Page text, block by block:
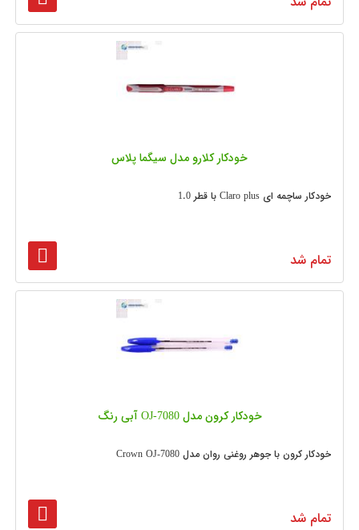
خودکار کلارو مدل سیگما پلاس
خودکار ساچمه ای Claro plus با قطر 1.0
تمام شد
خودکار کرون مدل OJ-7080 آبی رنگ
خودکار کرون با جوهر روغنی روان مدل Crown OJ-7080
تمام شد